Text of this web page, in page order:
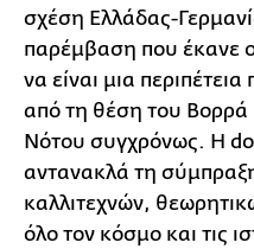
σχέση Ελλάδας-
παρέμβαση που έκανε
να είναι μια
από τη θέση του Βορρά
Νότου συγχρόνως. Η
αντανακλά τη
καλλιτεχνών,
όλο τον κόσμο και τις